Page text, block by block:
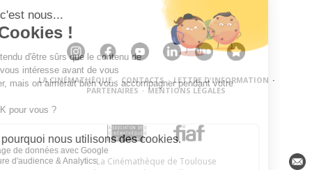
LA CINÉMATHÈQUE · CONTACTS · LETTRE D'INFORMATION ·
PARTENAIRES · MENTIONS LÉGALES
La Cinémathèque de Toulouse